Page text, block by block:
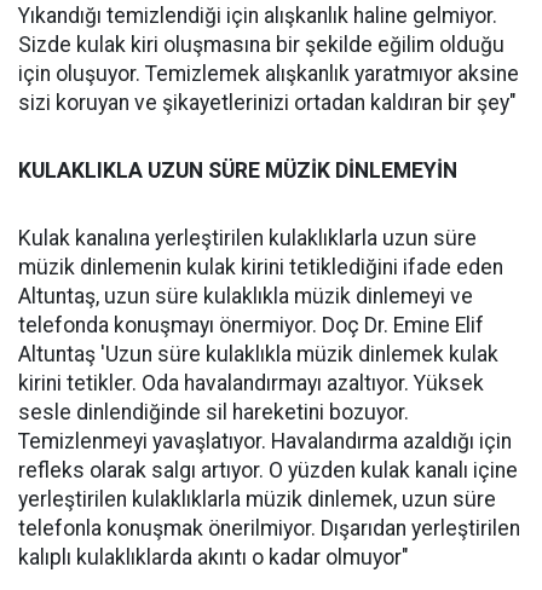
Yıkandığı temizlendiği için alışkanlık haline gelmiyor.
Sizde kulak kiri oluşmasına bir şekilde eğilim olduğu
için oluşuyor. Temizlemek alışkanlık yaratmıyor aksine
sizi koruyan ve şikayetlerinizi ortadan kaldıran bir şey"
KULAKLIKLA UZUN SÜRE MÜZİK DİNLEMEYİN
Kulak kanalına yerleştirilen kulaklıklarla uzun süre
müzik dinlemenin kulak kirini tetiklediğini ifade eden
Altuntaş, uzun süre kulaklıkla müzik dinlemeyi ve
telefonda konuşmayı önermiyor. Doç Dr. Emine Elif
Altuntaş 'Uzun süre kulaklıkla müzik dinlemek kulak
kirini tetikler. Oda havalandırmayı azaltıyor. Yüksek
sesle dinlendiğinde sil hareketini bozuyor.
Temizlenmeyi yavaşlatıyor. Havalandırma azaldığı için
refleks olarak salgı artıyor. O yüzden kulak kanalı içine
yerleştirilen kulaklıklarla müzik dinlemek, uzun süre
telefonla konuşmak önerilmiyor. Dışarıdan yerleştirilen
kalıplı kulaklıklarda akıntı o kadar olmuyor"